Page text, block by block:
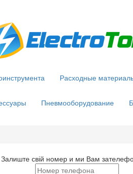
Расходные
Пневмооборудование
Залиште свій номер и ми Вам